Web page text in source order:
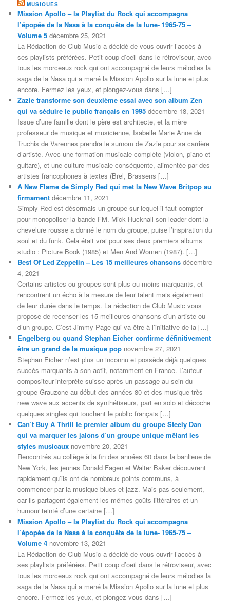
MUSIQUES
Mission Apollo – la Playlist du Rock qui accompagna
l’épopée de la Nasa à la conquête de la lune- 1965-75 –
Volume 5 décembre 25, 2021
La Rédaction de Club Music a décidé de vous ouvrir l’accès à
ses playlists préférées. Petit coup d’oeil dans le rétroviseur, avec
tous les morceaux rock qui ont accompagné de leurs mélodies la
saga de la Nasa qui a mené la Mission Apollo sur la lune et plus
encore. Fermez les yeux, et plongez-vous dans […]
Zazie transforme son deuxième essai avec son album Zen
qui va séduire le public français en 1995 décembre 18, 2021
Issue d’une famille dont le père est architecte, et la mère
professeur de musique et musicienne, Isabelle Marie Anne de
Truchis de Varennes prendra le surnom de Zazie pour sa carrière
d’artiste. Avec une formation musicale complète (violon, piano et
guitare), et une culture musicale conséquente, alimentée par des
artistes francophones à textes (Brel, Brassens […]
A New Flame de Simply Red qui met la New Wave Britpop au
firmament décembre 11, 2021
Simply Red est désormais un groupe sur lequel il faut compter
pour monopoliser la bande FM. Mick Hucknall son leader dont la
chevelure rousse a donné le nom du groupe, puise l’inspiration du
soul et du funk. Cela était vrai pour ses deux premiers albums
studio : Picture Book (1985) et Men And Women (1987). […]
Best Of Led Zeppelin – Les 15 meilleures chansons décembre
4, 2021
Certains artistes ou groupes sont plus ou moins marquants, et
rencontrent un écho à la mesure de leur talent mais également
de leur durée dans le temps. La rédaction de Club Music vous
propose de recenser les 15 meilleures chansons d’un artiste ou
d’un groupe. C’est Jimmy Page qui va être à l’initiative de la […]
Engelberg ou quand Stephan Eicher confirme définitivement
être un grand de la musique pop novembre 27, 2021
Stephan Eicher n’est plus un inconnu et possède déjà quelques
succès marquants à son actif, notamment en France. L’auteur-
compositeur-interprète suisse après un passage au sein du
groupe Grauzone au début des années 80 et des musique très
new wave aux accents de synthétiseurs, part en solo et décoche
quelques singles qui touchent le public français […]
Can’t Buy A Thrill le premier album du groupe Steely Dan
qui va marquer les jalons d’un groupe unique mêlant les
styles musicaux novembre 20, 2021
Rencontrés au collège à la fin des années 60 dans la banlieue de
New York, les jeunes Donald Fagen et Walter Baker découvrent
rapidement qu’ils ont de nombreux points communs, à
commencer par la musique blues et jazz. Mais pas seulement,
car ils partagent également les mêmes goûts littéraires et un
humour teinté d’une certaine […]
Mission Apollo – la Playlist du Rock qui accompagna
l’épopée de la Nasa à la conquête de la lune- 1965-75 –
Volume 4 novembre 13, 2021
La Rédaction de Club Music a décidé de vous ouvrir l’accès à
ses playlists préférées. Petit coup d’oeil dans le rétroviseur, avec
tous les morceaux rock qui ont accompagné de leurs mélodies la
saga de la Nasa qui a mené la Mission Apollo sur la lune et plus
encore. Fermez les yeux, et plongez-vous dans […]